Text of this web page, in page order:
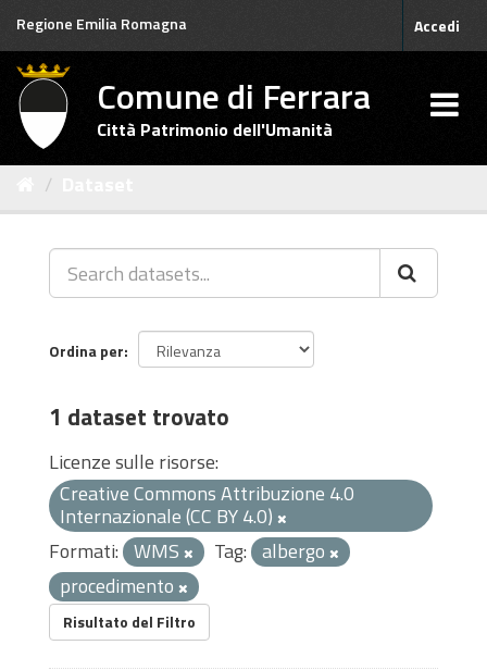
Salta
contenuto
Regione Emilia Romagna Accedi
Comune di Ferrara
Città Patrimonio dell'Umanità
Ordina per
1 dataset trovato
Licenze sulle risorse:
Creative Commons Attribuzione 4.0
Internazionale (CC BY 4.0)
Formati: WMS Tag: albergo
procedimento
Risultato del Filtro